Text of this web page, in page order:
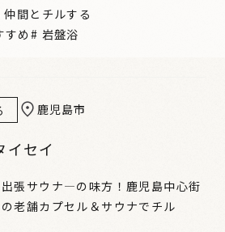
仲間とチルする
すめ # 岩盤浴
鹿児島市
イセイ
出張サウナ―の味方！鹿児島中心街
の老舗カプセル＆サウナでチル